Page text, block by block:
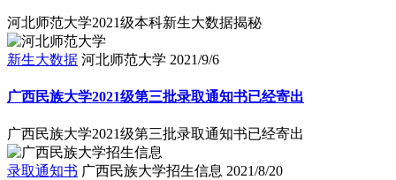
河北师范大学2021级本科新生大数据揭秘
新生大数据 河北师范大学 2021/9/6
广西民族大学2021级第三批录取通知书已经寄出
广西民族大学2021级第三批录取通知书已经寄出
录取通知书 广西民族大学招生信息 2021/8/20